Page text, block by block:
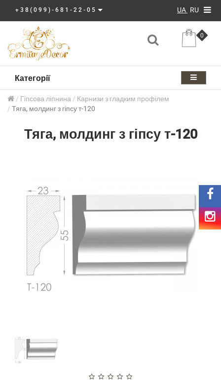
+38(099)-681-22-05 UA RU
0
Категорії
Гіпсова ліпнина
Карнизи з гладким профілем
Тяга, молдинг з гіпсу т-120
Тяга, молдинг з гіпсу т-120